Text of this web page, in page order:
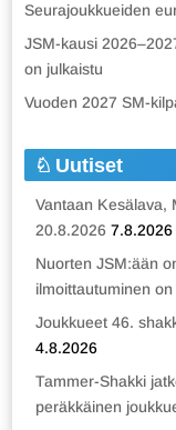
Seurajoukkueiden
JSM-kausi
on julkaistu
Vuoden 2027 SM-
Uutiset
Vantaan Kesälava,
20.8.2026 7.8.2026
Nuorten JSM:ään
ilmoittautuminen
Joukkueet 46.
4.8.2026
Tammer-Shakki
peräkkäinen